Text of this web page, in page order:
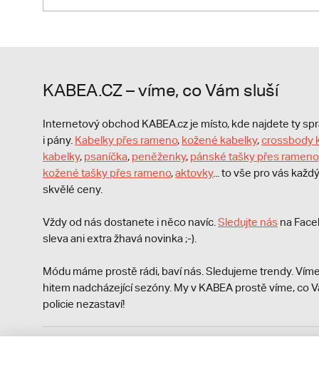
KABEA.CZ – víme, co Vám sluší
Internetový obchod KABEA.cz je místo, kde najdete ty
i pány. Kabelky přes rameno, kožené kabelky,crossbody
kabelky, psaníčka, peněženky, pánské tašky přes rameno
kožené tašky přes rameno,aktovky... to vše pro vás
skvělé ceny.
Vždy od nás dostanete i něco navíc. Sledujte nás na
sleva ani extra žhavá novinka ;-).
Módu máme prostě rádi, baví nás. Sledujeme trendy.
hitem nadcházející sezóny. My v KABEA prostě víme, co
policie nezastaví!
Zároveň je povinen zaevidovat přijatou tržbu u správce